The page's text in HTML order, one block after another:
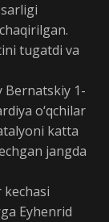
tugatdi va
Bernatskiy 1-
o‘qchilar
katta
jangda
kechasi
Eyhenrid